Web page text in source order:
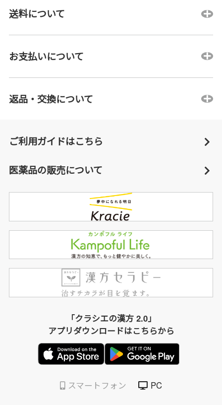
送料について
お支払いについて
返品・交換について
ご利用ガイドはこちら
医薬品の販売について
「クラシエの漢方 2.0」
アプリダウンロードはこちらから
スマートフォン PC